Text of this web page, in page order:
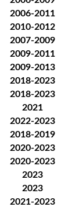
2006-2011
2010-2012
2007-2009
2009-2011
2009-2013
2018-2023
2018-2023
2021
2022-2023
2018-2019
2020-2023
2020-2023
2023
2023
2021-2023